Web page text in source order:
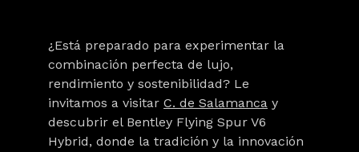
¿Está preparado para experimentar la
combinación perfecta de lujo,
rendimiento y sostenibilidad? Le
invitamos a visitar C. de Salamanca y
descubrir el Bentley Flying Spur V6
Hybrid, donde la tradición y la innovación